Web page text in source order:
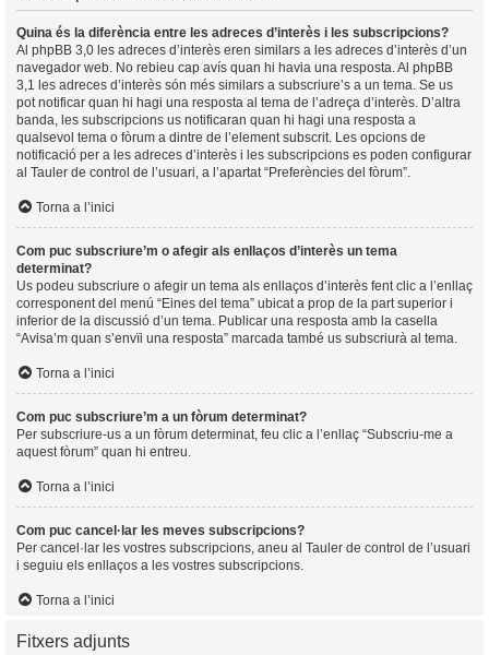
Quina és la diferència entre les adreces d’interès i les subscripcions?
Al phpBB 3,0 les adreces d’interès eren similars a les adreces d’interès d’un
navegador web. No rebieu cap avís quan hi havia una resposta. Al phpBB
3,1 les adreces d’interès són més similars a subscriure’s a un tema. Se us
pot notificar quan hi hagi una resposta al tema de l’adreça d’interès. D’altra
banda, les subscripcions us notificaran quan hi hagi una resposta a
qualsevol tema o fòrum a dintre de l’element subscrit. Les opcions de
notificació per a les adreces d’interès i les subscripcions es poden configurar
al Tauler de control de l’usuari, a l’apartat “Preferències del fòrum”.
Torna a l’inici
Com puc subscriure’m o afegir als enllaços d’interès un tema
determinat?
Us podeu subscriure o afegir un tema als enllaços d’interès fent clic a l’enllaç
corresponent del menú “Eines del tema” ubicat a prop de la part superior i
inferior de la discussió d’un tema. Publicar una resposta amb la casella
“Avisa’m quan s’envïi una resposta” marcada també us subscriurà al tema.
Torna a l’inici
Com puc subscriure’m a un fòrum determinat?
Per subscriure-us a un fòrum determinat, feu clic a l’enllaç “Subscriu-me a
aquest fòrum” quan hi entreu.
Torna a l’inici
Com puc cancel·lar les meves subscripcions?
Per cancel·lar les vostres subscripcions, aneu al Tauler de control de l’usuari
i seguiu els enllaços a les vostres subscripcions.
Torna a l’inici
Fitxers adjunts